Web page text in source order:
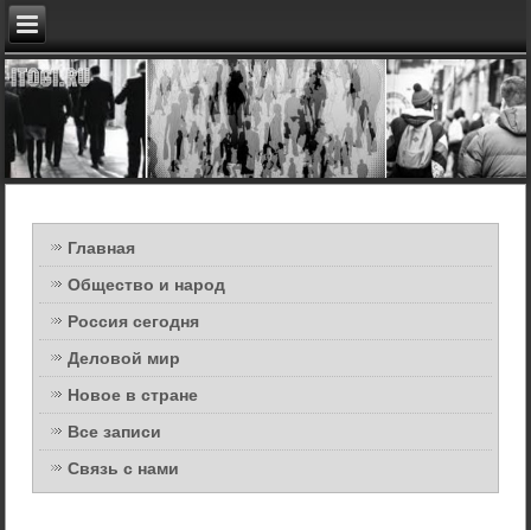
Главная
Общество и народ
Россия сегодня
Деловой мир
Новое в стране
Все записи
Связь с нами